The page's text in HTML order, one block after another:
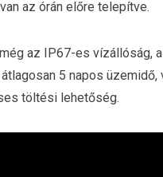
az órán előre telepítve.
az IP67-es vízállóság,
5 napos üzemidő,
töltési lehetőség.